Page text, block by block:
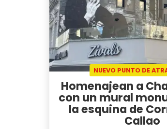
NUEVO PUNTO DE
Homenajean a
con un mural
la esquina de
Callao